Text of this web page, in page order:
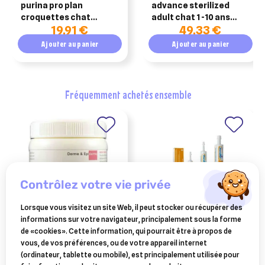
purina pro plan
croquettes chat
sterilised adult
optirenal dinde 1.5kg
19,91 €
Ajouter au panier
advance sterilized
adult chat 1 -10 ans
49,33 €
Ajouter au panier
fréquemment achetés ensemble
FARNAM
picri-baume cicatrisant
intensif cheval pot 150 ml
17,07 €
CEVA SANTE ANIMALE
diarsanyl pate anti-
diarrhée 24 ml
14,75 €
contrôlez votre vie privée
Lorsque vous visitez un site Web, il peut stocker ou récupérer des
informations sur votre navigateur, principalement sous la forme
de «cookies». Cette information, qui pourrait être à propos de
vous, de vos préférences, ou de votre appareil internet
(ordinateur, tablette ou mobile), est principalement utilisée pour